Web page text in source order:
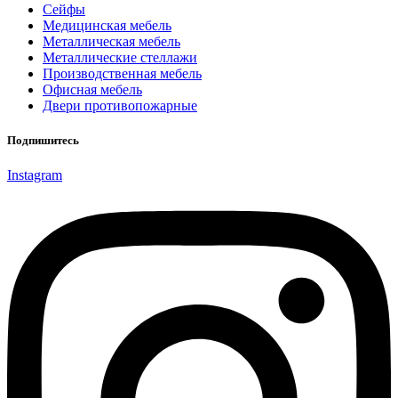
Cейфы
Медицинская мебель
Металлическая мебель
Металлические стеллажи
Производственная мебель
Офисная мебель
Двери противопожарные
Подпишитесь
Instagram